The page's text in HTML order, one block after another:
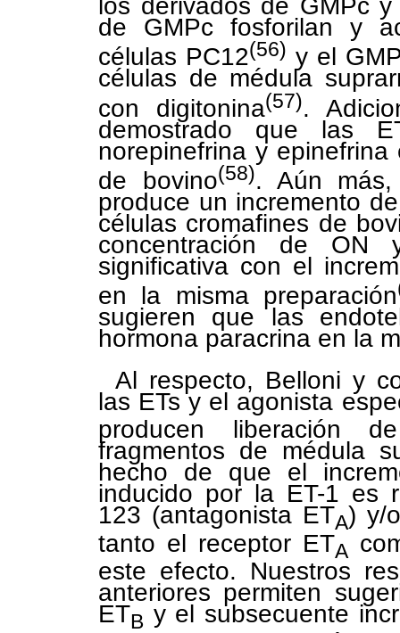
los derivados de GMPc
de GMPc fosforilan y
células PC12(56) y el
células de médula
con digitonina(57).
demostrado que las
norepinefrina y
de bovino(58). Aún
produce un incremento
células cromafines de
concentración de ON
significativa con el
en la misma preparación
sugieren que las
hormona paracrina en la
Al respecto, Belloni y
las ETs y el agonista
producen liberación
fragmentos de médula
hecho de que el
inducido por la ET-1 es
123 (antagonista ETA) y/
tanto el receptor ETA
este efecto. Nuestros
anteriores permiten
ETB y el subsecuente